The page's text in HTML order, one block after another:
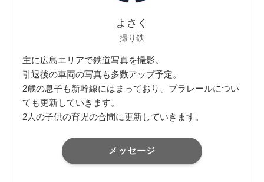
よさく
撮り鉄
主に広島エリアで鉄道写真を撮影。
引退後の車両の写真も多数アップ予定。
2歳の息子も新幹線にはまっており、プラレールについ
ても更新していきます。
2人の子供の育児の合間に更新していきます。
メッセージ